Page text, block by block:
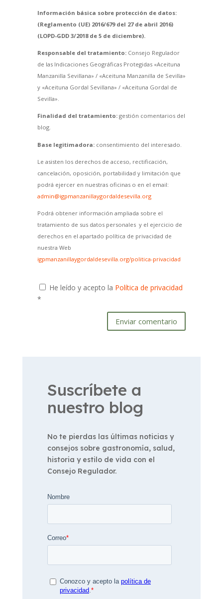
Información básica sobre protección de datos:
(Reglamento (UE) 2016/679 del 27 de abril 2016)
(LOPD-GDD 3/2018 de 5 de diciembre).
Responsable del tratamiento:Consejo Regulador
de las Indicaciones Geográficas Protegidas «Aceituna
Manzanilla Sevillana» / «Aceituna Manzanilla de Sevilla»
y «Aceituna Gordal Sevillana» / «Aceituna Gordal de
Sevilla».
Finalidad del tratamiento:gestión comentarios del
blog.
Base legitimadora:consentimiento del interesado.
Le asisten los derechos de acceso, rectificación,
cancelación, oposición, portabilidad y limitación que
podrá ejercer en nuestras oficinas o en el email:
admin@igpmanzanillaygordaldesevilla.org
Podrá obtener información ampliada sobre el
tratamiento de sus datos personales y el ejercicio de
derechos en el apartado política de privacidad de
nuestra Web
igpmanzanillaygordaldesevilla.org/politica-privacidad
He leído y acepto la Política de privacidad
*
Enviar comentario
Suscríbete a
nuestro blog
No te pierdas las últimas noticias y
consejos sobre gastronomía, salud,
historia y estilo de vida con el
Consejo Regulador.